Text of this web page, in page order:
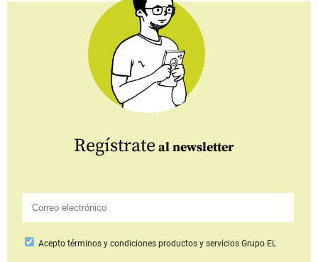
Regístrate al newsletter
Aceptotérminos y condiciones productos y serviciosGrupo EL